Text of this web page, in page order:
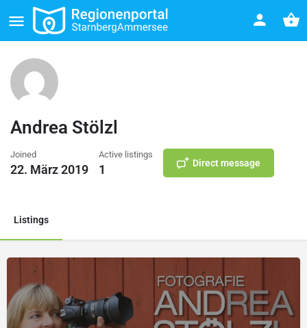
Andrea Stölzl
Joined
22. März 2019
Active listings
1 Direct message
Listings